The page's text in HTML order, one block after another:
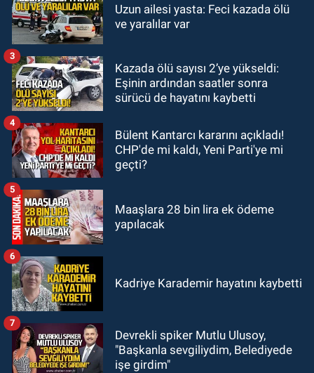
10:14Polis Akademisi Başkanlığı
GÜNDEM
00:22
yönetiminden neden yok?
Uzun ailesi yasta: Feci kazada ölü
ve yaralılar var
Kazada ölü sayısı 2’ye yükseldi:
Eşinin ardından saatler sonra
sürücü de hayatını kaybetti
3
Bülent Kantarcı kararını açıkladı!
CHP'de mi kaldı, Yeni Parti'ye mi
geçti?
4
Maaşlara 28 bin lira ek ödeme
yapılacak
5
Kadriye Karademir hayatını kaybetti
6
Devrekli spiker Mutlu Ulusoy,
"Başkanla sevgiliydim, Belediyede
işe girdim"
7